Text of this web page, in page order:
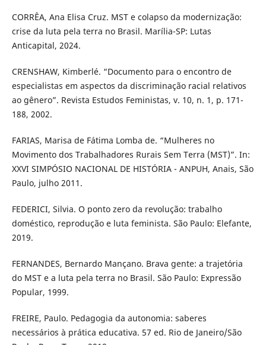
CORRÊA, Ana Elisa Cruz. MST e colapso da modernização:
crise da luta pela terra no Brasil. Marília-SP: Lutas
Anticapital, 2024.
CRENSHAW, Kimberlé. “Documento para o encontro de
especialistas em aspectos da discriminação racial relativos
ao gênero”. Revista Estudos Feministas, v. 10, n. 1, p. 171-
188, 2002.
FARIAS, Marisa de Fátima Lomba de. “Mulheres no
Movimento dos Trabalhadores Rurais Sem Terra (MST)”. In:
XXVI SIMPÓSIO NACIONAL DE HISTÓRIA - ANPUH, Anais, São
Paulo, julho 2011.
FEDERICI, Silvia. O ponto zero da revolução: trabalho
doméstico, reprodução e luta feminista. São Paulo: Elefante,
2019.
FERNANDES, Bernardo Mançano. Brava gente: a trajetória
do MST e a luta pela terra no Brasil. São Paulo: Expressão
Popular, 1999.
FREIRE, Paulo. Pedagogia da autonomia: saberes
necessários à prática educativa. 57 ed. Rio de Janeiro/São